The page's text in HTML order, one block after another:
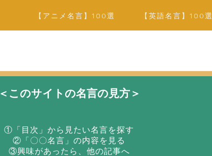
【アニメ名言】100選 【英語名言】100選
＜このサイトの名言の見方＞
①「目次」から見たい名言を探す
②「〇〇名言」の内容を見る
③興味があったら、他の記事へ